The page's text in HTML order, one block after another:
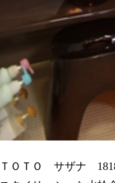
ＴＯＴＯ サザナ